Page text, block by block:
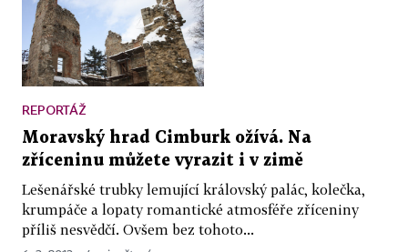
REPORTÁŽ
Moravský hrad Cimburk ožívá. Na
zříceninu můžete vyrazit i v zimě
Lešenářské trubky lemující královský palác, kolečka,
krumpáče a lopaty romantické atmosféře zříceniny
příliš nesvědčí. Ovšem bez tohoto...